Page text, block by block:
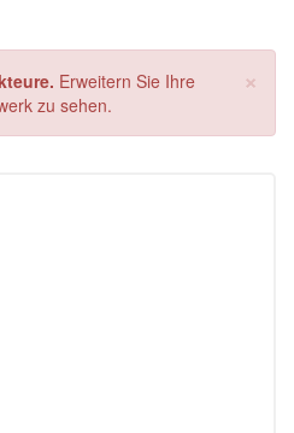
×
Erweitern Sie Ihre
zu sehen.